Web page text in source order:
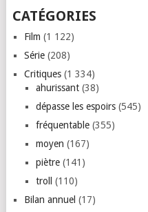
CATÉGORIES
Film (1 122)
Série(208)
Critiques(1 334)
ahurissant(38)
dépasse les espoirs(545)
fréquentable(355)
moyen (167)
piètre(141)
troll
(110)
Bilan annuel (17)